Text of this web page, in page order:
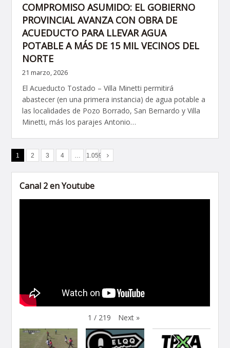
COMPROMISO ASUMIDO: EL GOBIERNO
PROVINCIAL AVANZA CON OBRA DE
ACUEDUCTO PARA LLEVAR AGUA
POTABLE A MÁS DE 15 MIL VECINOS DEL
NORTE
21 marzo, 2026
El Acueducto Tostado – Villa Minetti permitirá
abastecer (en una primera instancia) de agua potable a
las localidades de Pozo Borrado, San Bernardo y Villa
Minetti, más los parajes Antonio…
1 2 3 4 1.059
Canal 2 en Youtube
1 / 219 Next »